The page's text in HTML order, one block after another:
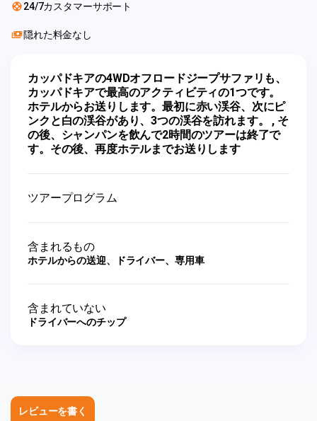
24/7カスタマーサポート
隠れた料金なし
カッパドキアの4WDオフロードジープサファリも、
カッパドキアで最高のアクティビティの1つです。
ホテルからお送りします。最初に赤い渓谷、次にピ
ンクと白の渓谷があり、3つの渓谷を訪れます。 , そ
の後、シャンパンを飲んで2時間のツアーは終了で
す。その後、再度ホテルまでお送りします
ツアープログラム
含まれるもの
ホテルからの送迎、ドライバー、専用車
含まれていない
ドライバーへのチップ
レビューを書く